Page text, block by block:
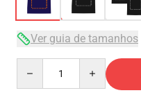
Ver guia de tamanhos